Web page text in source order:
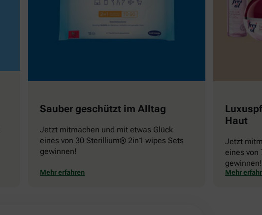
Sauber geschützt im Alltag
Jetzt mitmachen und mit etwas Glück
eines von 30 Sterillium® 2in1 wipes Sets
gewinnen!
Mehr erfahren
Haut
Jetzt
eines von
gewinnen!
Mehr